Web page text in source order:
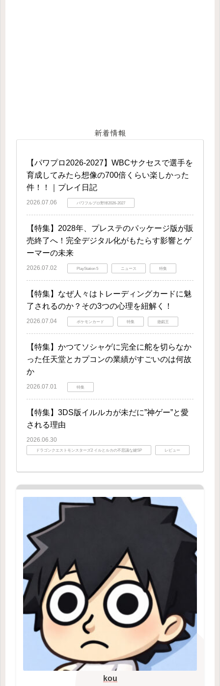
新着情報
【パワプロ2026-2027】WBCサクセスで選手を
育成してみたら想像の700倍くらい楽しかった
件！！｜プレイ日記
2026.07.06 パワフルプロ野球2026-2027
【特集】2028年、プレステのパッケージ版が販
売終了へ！完全デジタル化がもたらす影響とゲ
ーマーの未来
2026.07.02 PlayStation 5 ニュース 特集
【特集】なぜ人々はトレーディングカードに魅
了されるのか？その3つの心理を紐解く！
2026.07.04 ポケモンカード 特集 遊戯王
【特集】かつてソシャゲに完全に舵を切らなか
った任天堂とカプコンの業績がすごいのは何故
か
2026.07.01 特集
【特集】3DS版イルルカが未だに”神ゲー”と愛
される理由
2026.06.30
ドラゴンクエストモンスターズ2 イルとルカの不思議な鍵SP レビュー
kou